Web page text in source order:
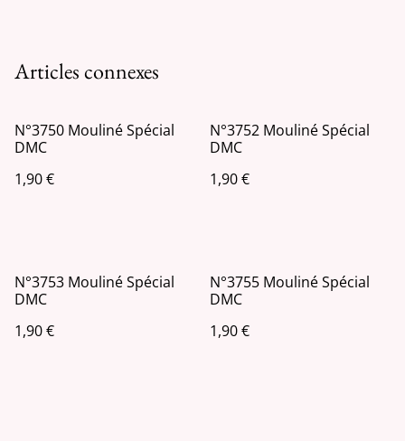
Articles connexes
N°3750 Mouliné Spécial
DMC
1,90 €
N°3752 Mouliné Spécial
DMC
1,90 €
N°3753 Mouliné Spécial
DMC
1,90 €
N°3755 Mouliné Spécial
DMC
1,90 €